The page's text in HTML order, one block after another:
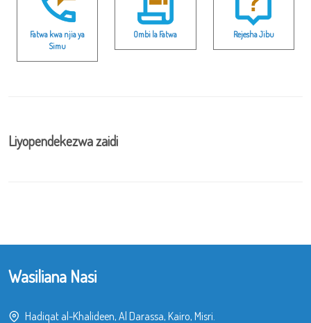
Fatwa kwa njia ya
Simu
Ombi la Fatwa Rejesha Jibu
Liyopendekezwa zaidi
Wasiliana Nasi
Hadiqat al-Khalideen, Al Darassa, Kairo, Misri.